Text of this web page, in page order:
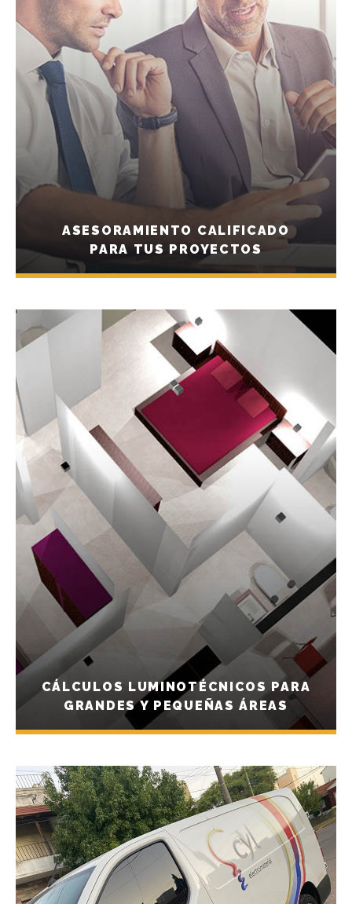
ASESORAMIENTO CALIFICADO
PARA TUS PROYECTOS
CÁLCULOS LUMINOTÉCNICOS PARA
GRANDES Y PEQUEÑAS ÁREAS